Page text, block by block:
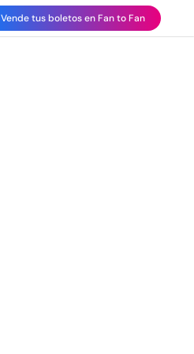
Vende tus boletos en Fan to Fan